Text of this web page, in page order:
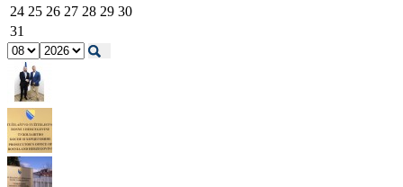
24 25 26 27 28 29 30
31